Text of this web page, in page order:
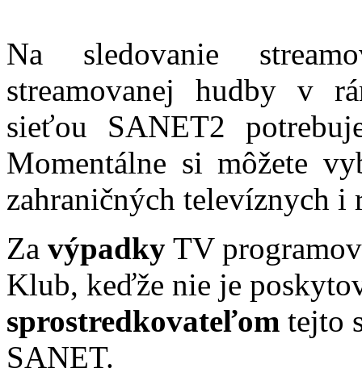
Na sledovanie
streamovanej hudby v
sieťou SANET2
Momentálne si môžete
zahraničných televíznych i
Za výpadky TV
Klub, keďže nie je
sprostredkovateľom tejto
SANET.